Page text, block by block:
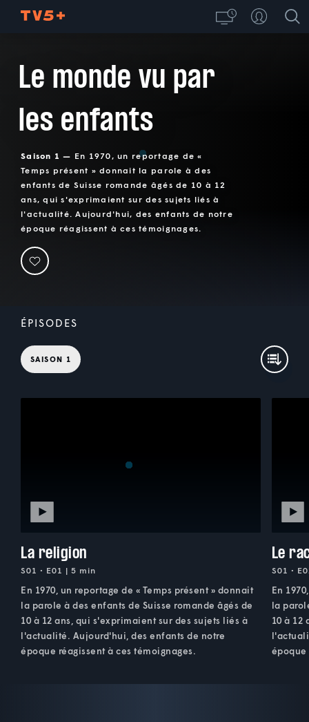
Le monde vu par
les enfants
Saison 1 — En 1970, un reportage de «
Temps présent » donnait la parole à des
enfants de Suisse romande âgés de 10 à 12
ans, qui s'exprimaient sur des sujets liés à
l'actualité. Aujourd'hui, des enfants de notre
époque réagissent à ces témoignages.
ÉPISODES
SAISON 1
La religion
S01 • E01 | 5 min
En 1970, un reportage de « Temps présent » donnait
la parole à des enfants de Suisse romande âgés de
10 à 12 ans, qui s'exprimaient sur des sujets liés à
l'actualité. Aujourd'hui, des enfants de notre
époque réagissent à ces témoignages.
Le
S01 •
En
la
10 à 12
époque